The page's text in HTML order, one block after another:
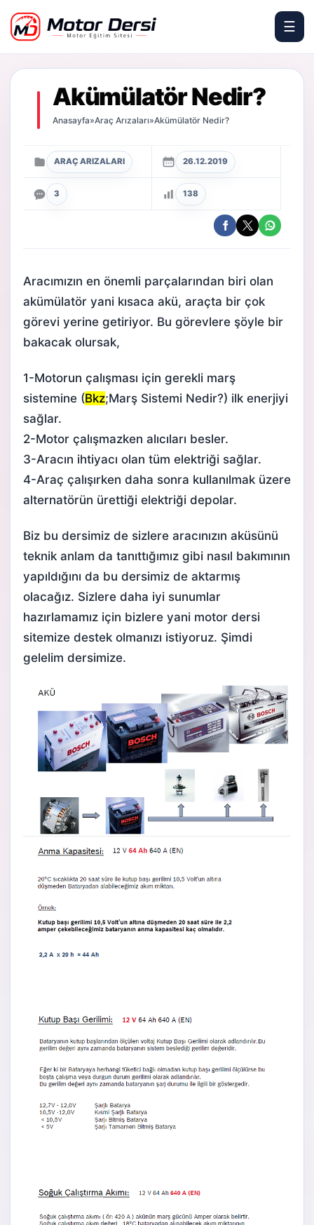
Motor Dersi
☰
Akümülatör Nedir?
Anasayfa»Araç Arızaları»Akümülatör Nedir?
ARAÇ ARIZALARI 26.12.2019
3 138
Aracımızın en önemli parçalarından biri olan
akümülatör yani kısaca akü, araçta bir çok
görevi yerine getiriyor. Bu görevlere şöyle bir
bakacak olursak,
1-Motorun çalışması için gerekli marş
sistemine (Bkz;Marş Sistemi Nedir?) ilk enerjiyi
sağlar.
2-Motor çalışmazken alıcıları besler.
3-Aracın ihtiyacı olan tüm elektriği sağlar.
4-Araç çalışırken daha sonra kullanılmak üzere
alternatörün ürettiği elektriği depolar.
Biz bu dersimiz de sizlere aracınızın aküsünü
teknik anlam da tanıttığımız gibi nasıl bakımının
yapıldığını da bu dersimiz de aktarmış
olacağız. Sizlere daha iyi sunumlar
hazırlamamız için bizlere yani motor dersi
sitemize destek olmanızı istiyoruz. Şimdi
gelelim dersimize.